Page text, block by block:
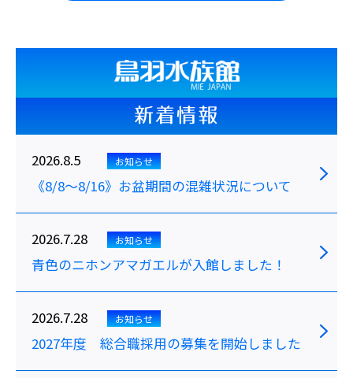
新着情報
2026.8.5 お知らせ
《8/8～8/16》お盆期間の混雑状況について
2026.7.28 お知らせ
青色のニホンアマガエルが入館しました！
2026.7.28 お知らせ
2027年度 総合職採用の募集を開始しました